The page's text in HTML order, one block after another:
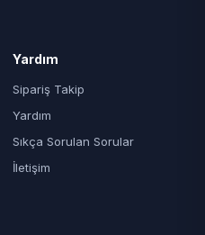
Yardım
Sipariş Takip
Yardım
Sıkça Sorulan Sorular
İletişim